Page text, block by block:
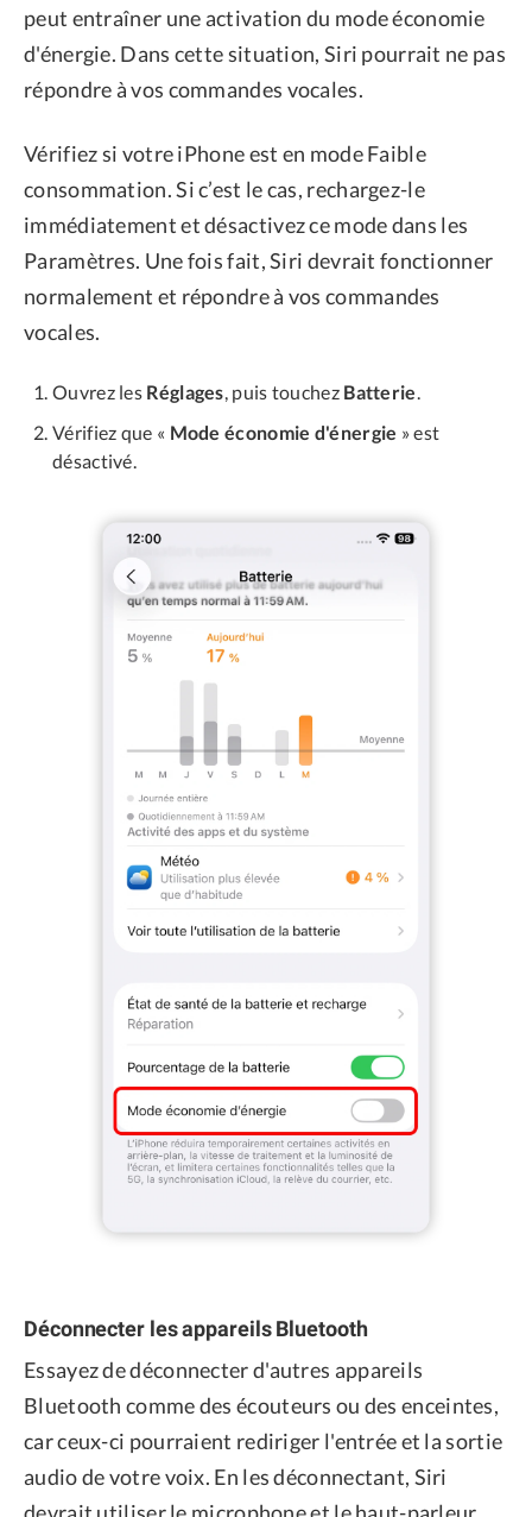
peut entraîner une activation du mode économie
d'énergie. Dans cette situation, Siri pourrait ne pas
répondre à vos commandes vocales.
Vérifiez si votre iPhone est en mode Faible
consommation. Si c’est le cas, rechargez-le
immédiatement et désactivez ce mode dans les
Paramètres. Une fois fait, Siri devrait fonctionner
normalement et répondre à vos commandes
vocales.
Ouvrez les Réglages, puis touchez Batterie.
Vérifiez que « Mode économie d'énergie » est
désactivé.
Déconnecter les appareils Bluetooth
Essayez de déconnecter d'autres appareils
Bluetooth comme des écouteurs ou des enceintes,
car ceux-ci pourraient rediriger l'entrée et la sortie
audio de votre voix. En les déconnectant, Siri